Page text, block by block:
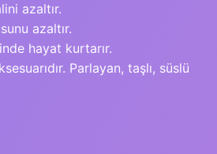
azaltır.
azaltır.
hayat kurtarır.
Parlayan, taşlı, süslü